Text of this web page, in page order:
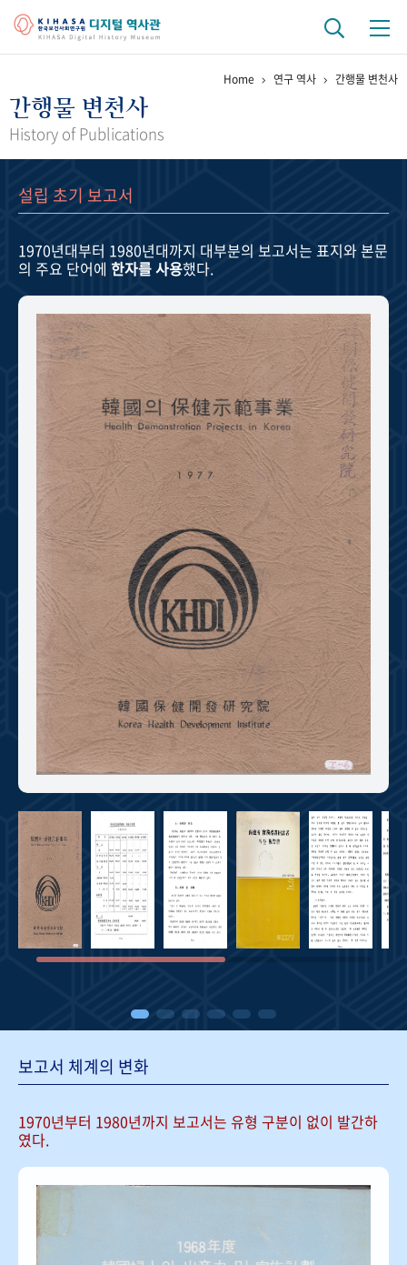
걸어온 길 기관 변천사
정책과 연구 키워드로 보는 연구 역사
연구자들
기록물 아카이브
사진 아카이브 문서 기록물 행정박물 영상 기록물
주년 기념
성과 50선 숫자로 보는 50년 50+1주년 광장
세계와 함께 한 KIHASA
VR 역사관
Home 연구 역사 간행물 변천사
간행물 변천사
History of Publications
설립 초기 보고서
1970년대부터 1980년대까지 대부분의 보고서는 표지와 본문
의 주요 단어에 한자를 사용했다.
보고서 체계의 변화
1970년부터 1980년까지 보고서는 유형 구분이 없이 발간하
였다.